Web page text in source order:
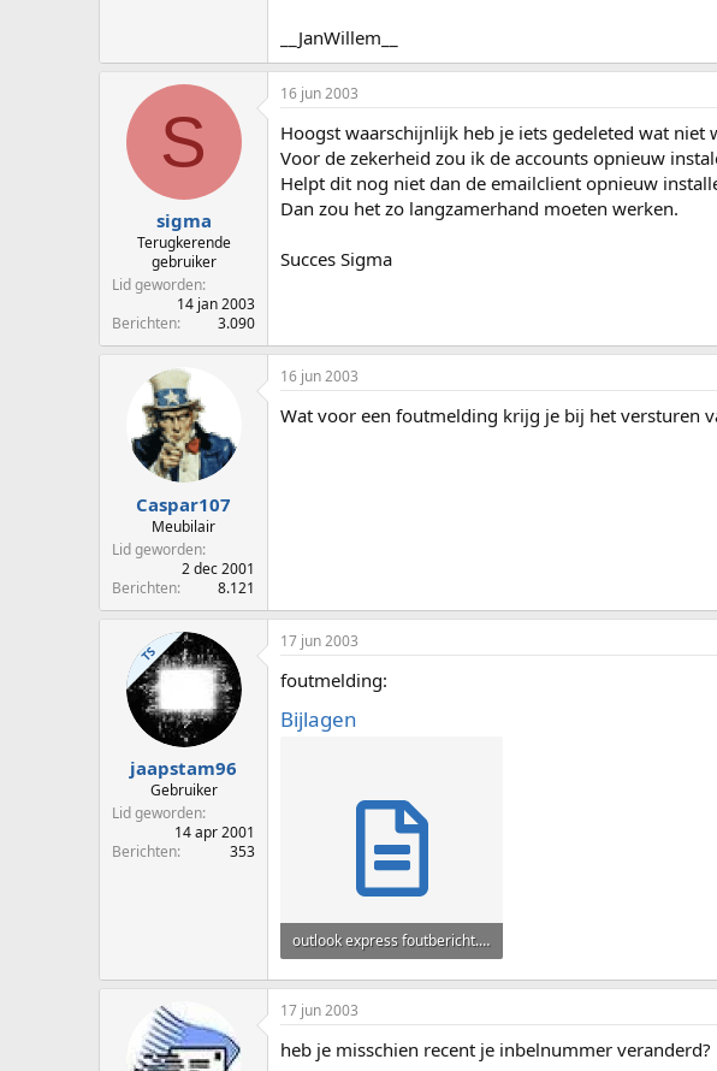
__JanWillem__
S
sigma
Terugkerende
gebruiker
Lid geworden
14 jan 2003
Berichten
3.090
16 jun 2003
Hoogst waarschijnlijk heb je iets gedeleted wat niet
Voor de zekerheid zou ik de accounts opnieuw
Helpt dit nog niet dan de emailclient opnieuw
Dan zou het zo langzamerhand moeten werken.
Succes Sigma
Caspar107
Meubilair
Lid geworden
2 dec 2001
Berichten
8.121
16 jun 2003
Wat voor een foutmelding krijg je bij het versturen
TS
jaapstam96
Gebruiker
Lid geworden
14 apr 2001
Berichten
353
17 jun 2003
foutmelding:
Bijlagen
outlook express foutbericht.txt
646 bytes · Weergaven: 47
17 jun 2003
heb je misschien recent je inbelnummer veranderd?